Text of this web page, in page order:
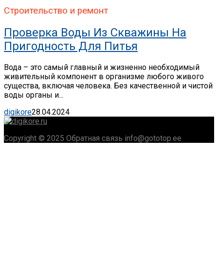
Строительство и ремонт
Проверка Воды Из Скважины На
Пригодность Для Питья
Вода – это самый главный и жизненно необходимый
живительный компонент в организме любого живого
существа, включая человека. Без качественной и чистой
воды органы и...
digikore28.04.2024
Copyright © 2025 Обратная связь info@gototop.ee